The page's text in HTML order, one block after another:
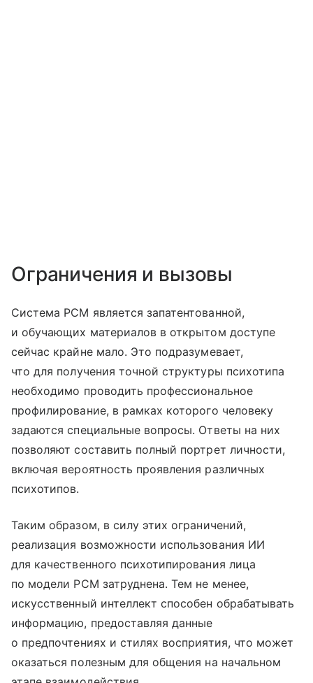
Ограничения и вызовы
Система PCM является запатентованной,
и обучающих материалов в открытом доступе
сейчас крайне мало. Это подразумевает,
что для получения точной структуры психотипа
необходимо проводить профессиональное
профилирование, в рамках которого человеку
задаются специальные вопросы. Ответы на них
позволяют составить полный портрет личности,
включая вероятность проявления различных
психотипов.
Таким образом, в силу этих ограничений,
реализация возможности использования ИИ
для качественного психотипирования лица
по модели PCM затруднена. Тем не менее,
искусственный интеллект способен обрабатывать
информацию, предоставляя данные
о предпочтениях и стилях восприятия, что может
оказаться полезным для общения на начальном